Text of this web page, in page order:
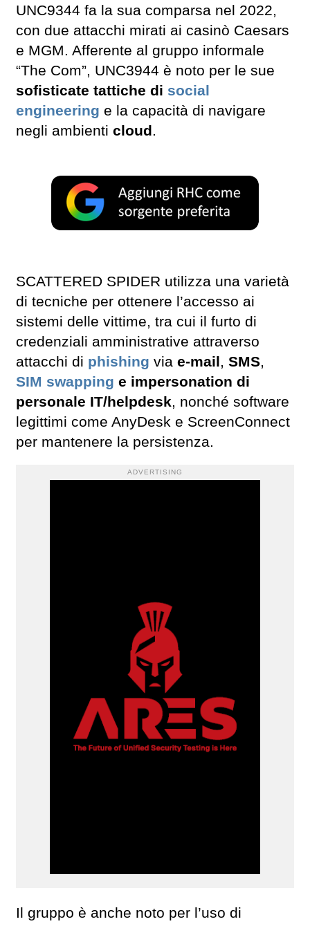
UNC9344 fa la sua comparsa nel 2022,
con due attacchi mirati ai casinò Caesars
e MGM. Afferente al gruppo informale
“The Com”, UNC3944 è noto per le sue
sofisticate tattiche di social
engineering e la capacità di navigare
negli ambienti cloud.
SCATTERED SPIDER utilizza una varietà
di tecniche per ottenere l’accesso ai
sistemi delle vittime, tra cui il furto di
credenziali amministrative attraverso
attacchi di phishing via e-mail , SMS,
SIM swapping e impersonation di
personale IT/helpdesk, nonché software
legittimi come AnyDesk e ScreenConnect
per mantenere la persistenza.
ADVERTISING
Il gruppo è anche noto per l’uso di